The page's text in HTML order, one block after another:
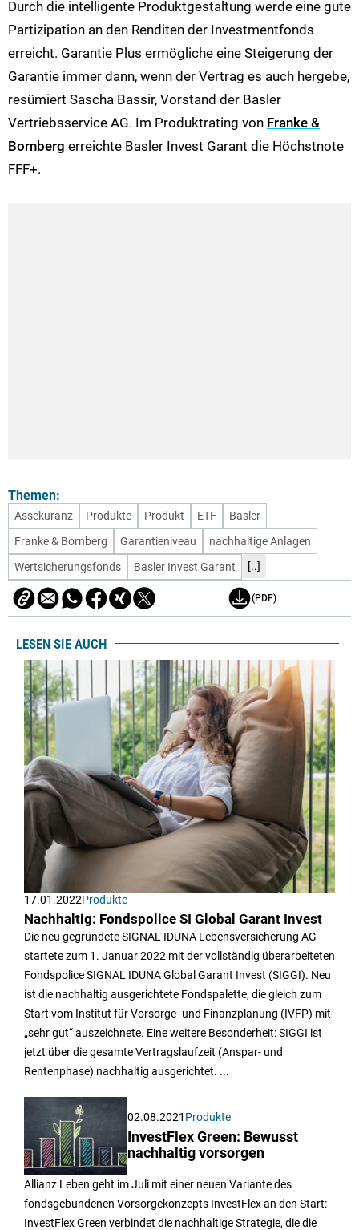
Durch die intelligente Produktgestaltung werde eine gute
Partizipation an den Renditen der Investmentfonds
erreicht. Garantie Plus ermögliche eine Steigerung der
Garantie immer dann, wenn der Vertrag es auch hergebe,
resümiert Sascha Bassir, Vorstand der Basler
Vertriebsservice AG. Im Produktrating von Franke &
Bornberg erreichte Basler Invest Garant die Höchstnote
FFF+.
Themen:
Assekuranz Produkte Produkt ETF
Basler
Franke & Bornberg
Garantieniveau
nachhaltige Anlagen
Wertsicherungsfonds
Basler Invest Garant [..]
(PDF)
LESEN SIE AUCH
17.01.2022Produkte
Nachhaltig: Fondspolice SI Global Garant Invest
Die neu gegründete SIGNAL IDUNA Lebensversicherung AG
startete zum 1. Januar 2022 mit der vollständig überarbeiteten
Fondspolice SIGNAL IDUNA Global Garant Invest (SIGGI). Neu
ist die nachhaltig ausgerichtete Fondspalette, die gleich zum
Start vom Institut für Vorsorge- und Finanzplanung (IVFP) mit
„sehr gut“ auszeichnete. Eine weitere Besonderheit: SIGGI ist
jetzt über die gesamte Vertragslaufzeit (Anspar- und
Rentenphase) nachhaltig ausgerichtet. ...
02.08.2021 Produkte
InvestFlex Green: Bewusst
nachhaltig vorsorgen
Allianz Leben geht im Juli mit einer neuen Variante des
fondsgebundenen Vorsorgekonzepts InvestFlex an den Start:
InvestFlex Green verbindet die nachhaltige Strategie, die die